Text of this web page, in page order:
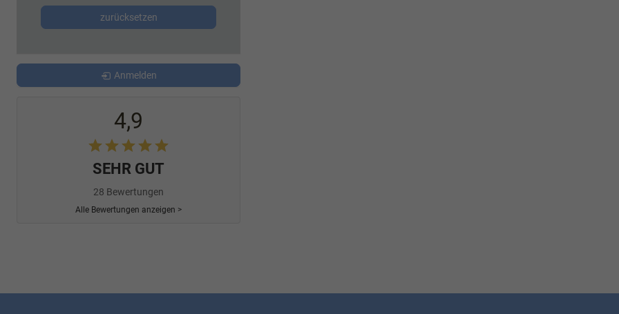
zurücksetzen
Anmelden
4,9
SEHR GUT
28 Bewertungen
Alle Bewertungen anzeigen >